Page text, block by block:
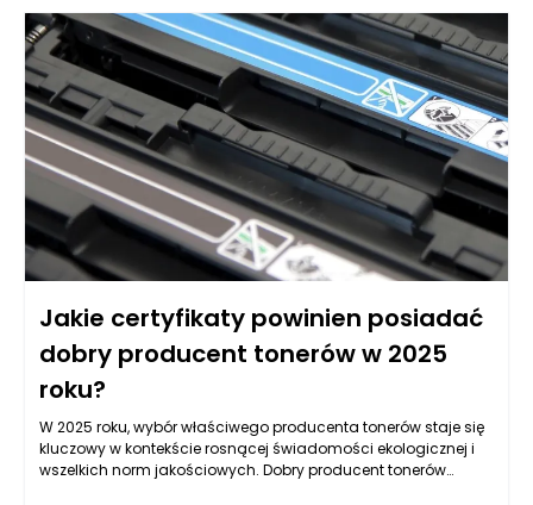
automatyzacja tego procesu sprawia, że produkty są lepiej
chronione przed niekorzystnymi warunkami zewnętrznymi, a
także obniża się ryzyko ich przemieszczenia się w trakcie
transportu.
Jakie certyfikaty powinien posiadać
dobry producent tonerów w 2025
roku?
W 2025 roku, wybór właściwego producenta tonerów staje się
kluczowy w kontekście rosnącej świadomości ekologicznej i
wszelkich norm jakościowych. Dobry producent tonerów